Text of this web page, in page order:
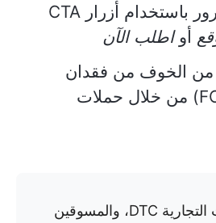
وجه حركة المرور باستخدام أزرار CTA
أواطلب الآن
من الخوف من فقدان
الفرصة (FOMO) من خلال حملات
: العلامات التجارية DTC، والمسوقين